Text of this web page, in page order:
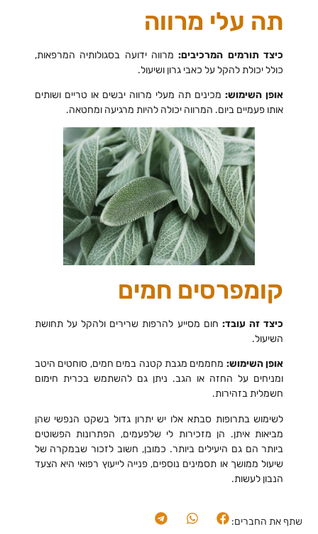
תה עלי מרווה
כיצד תורמים המרכיבים:מרווה ידועה בסגולותיה המרפאות,
כולל יכולת להקל על כאבי גרון ושיעול.
אופן השימוש:מכינים תה מעלי מרווה יבשים או טריים ושותים
אותו פעמיים ביום. המרווה יכולה להיות מרגיעה ומחטאה.
קומפרסים חמים
כיצד זה עובד:חום מסייע להרפות שרירים ולהקל על תחושת
השיעול.
אופן השימוש:מחממים מגבת קטנה במים חמים, סוחטים היטב
ומניחים על החזה או הגב. ניתן גם להשתמש בכרית חימום
חשמלית בזהירות.
לשימוש בתרופות סבתא אלו יש יתרון גדול בשקט הנפשי שהן
מביאות איתן. הן מזכירות לי שלפעמים, הפתרונות הפשוטים
ביותר הם גם היעילים ביותר. כמובן, חשוב לזכור שבמקרה של
שיעול ממושך או תסמינים נוספים, פנייה לייעוץ רפואי היא הצעד
הנבון לעשות.
שתף את החברים: